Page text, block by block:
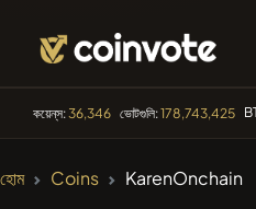
কয়েন্‌স:36,346 ভোটগুলি:178,743,425
হোম Coins KarenOnchain